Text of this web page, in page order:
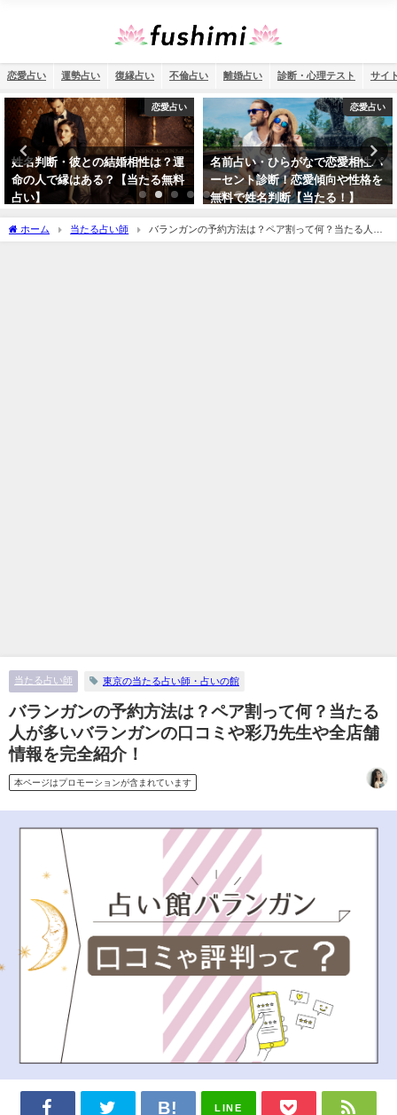
恋愛占い 運勢占い 復縁占い 不倫占い 離婚占い 診断・心理テスト サイ
恋愛占い
名前占い・ひらがなで恋愛相性パ
ーセント診断！恋愛傾向や性格を
無料で姓名判断【当たる！】
恋愛占い
ソウルメイト占い・無料診断であ
の人が運命の人なのか鑑定【ツイ
ンソウル診断】
ホーム 当たる占い師
バランガンの予約方法は？ペア割って何？当たる人が
多いバランガンの口コミや彩乃先生や全店舗情報を完全紹介！
当たる占い師 東京の当たる占い師・占いの館
バランガンの予約方法は？ペア割って何？当たる
人が多いバランガンの口コミや彩乃先生や全店舗
情報を完全紹介！
本ページはプロモーションが含まれています
LINE